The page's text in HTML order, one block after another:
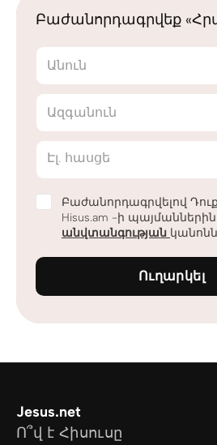
Բաժանորդագրվեք
Անուն
Ազգանուն
Էլ. հասցե
Բաժանորդագրվելով
Hisus.am -ի պայմաններին
անվտանգության
Ուղարկել
Jesus.net
Ո՞վ է Հիսուսը